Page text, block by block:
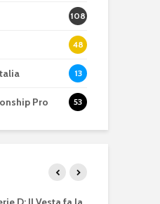
108
48
13
Pro 53